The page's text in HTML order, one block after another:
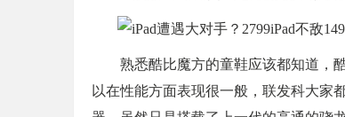
熟悉酷比魔方的童鞋应该都知道，
以在性能方面表现很一般，联发科大家